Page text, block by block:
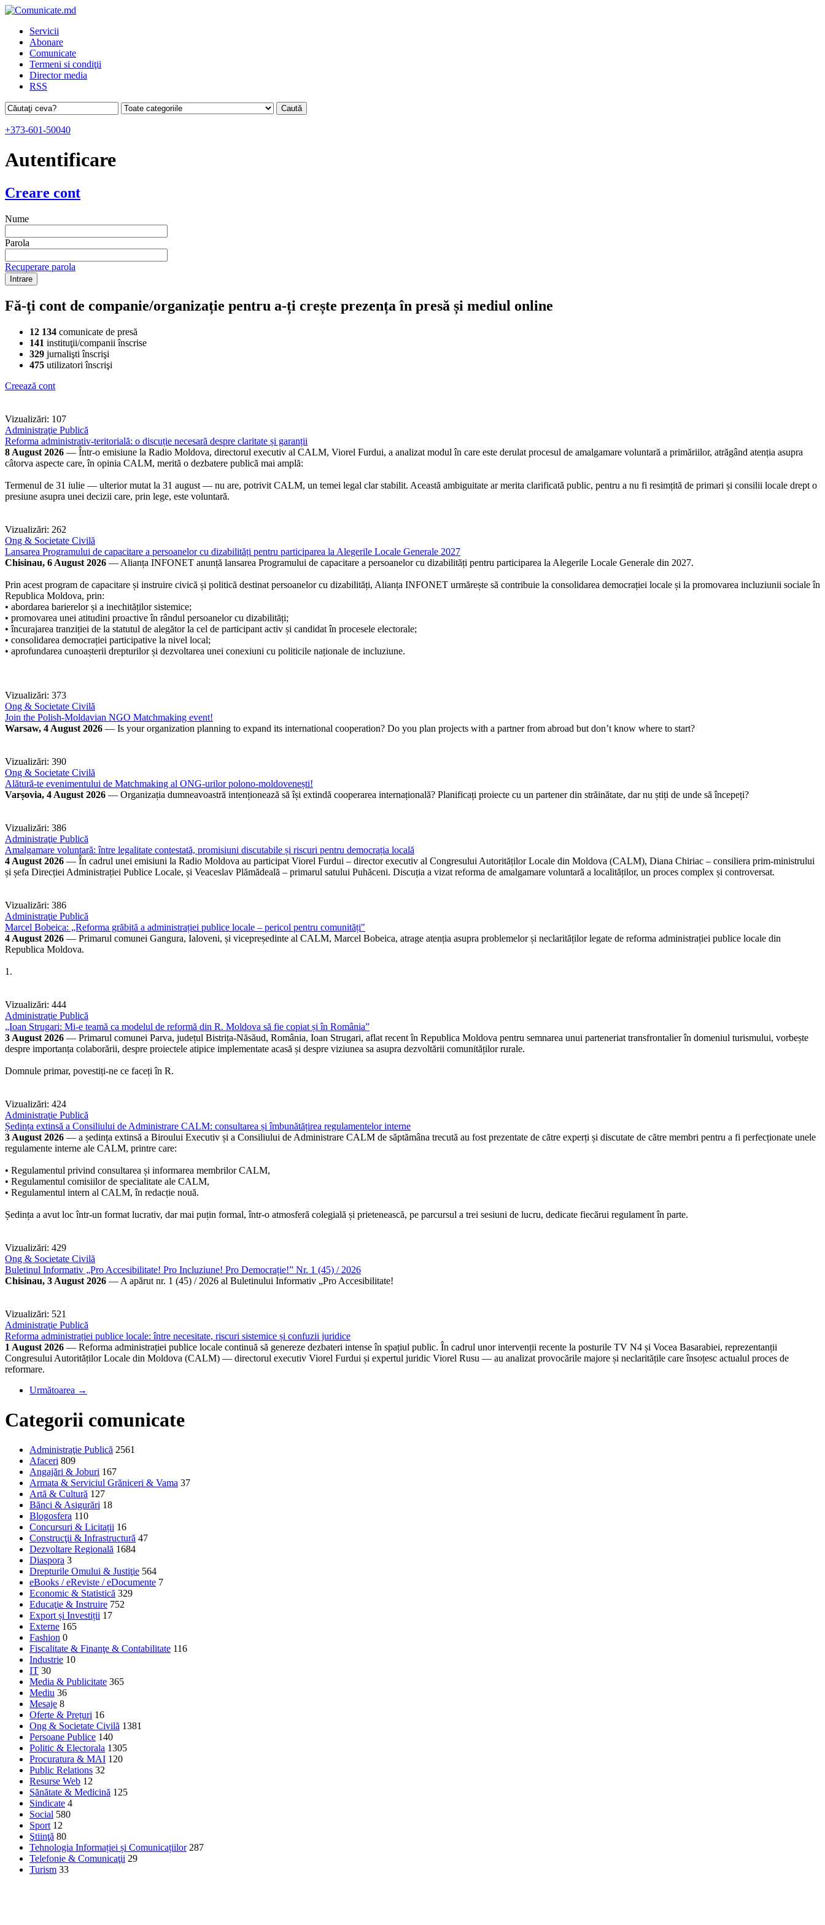
Servicii
Abonare
Comunicate
Termeni si condiţii
Director media
RSS
+373-601-50040
Autentificare
Creare cont
Nume
Parola
Recuperare parola
Fă-ți cont de companie/organizație pentru a-ți crește prezența în presă și mediul online
12 134 comunicate de presă
141 instituţii/companii înscrise
329 jurnalişti înscrişi
475 utilizatori înscrişi
Creează cont
Vizualizări: 107
Administraţie Publică
Reforma administrativ-teritorială: o discuție necesară despre claritate și garanții
8 August 2026 — Într-o emisiune la Radio Moldova, directorul executiv al CALM, Viorel Furdui, a analizat modul în care este derulat procesul de amalgamare voluntară a primăriilor, atrăgând atenția asupra
câtorva aspecte care, în opinia CALM, merită o dezbatere publică mai amplă:
Termenul de 31 iulie — ulterior mutat la 31 august — nu are, potrivit CALM, un temei legal clar stabilit. Această ambiguitate ar merita clarificată public, pentru a nu fi resimțită de primari și consilii locale drept o
presiune asupra unei decizii care, prin lege, este voluntară.
Vizualizări: 262
Ong & Societate Civilă
Lansarea Programului de capacitare a persoanelor cu dizabilități pentru participarea la Alegerile Locale Generale 2027
Chisinau, 6 August 2026 — Alianța INFONET anunță lansarea Programului de capacitare a persoanelor cu dizabilități pentru participarea la Alegerile Locale Generale din 2027.
Prin acest program de capacitare și instruire civică și politică destinat persoanelor cu dizabilități, Alianța INFONET urmărește să contribuie la consolidarea democrației locale și la promovarea incluziunii sociale în
Republica Moldova, prin:
• abordarea barierelor și a inechităților sistemice;
• promovarea unei atitudini proactive în rândul persoanelor cu dizabilități;
• încurajarea tranziției de la statutul de alegător la cel de participant activ și candidat în procesele electorale;
• consolidarea democrației participative la nivel local;
• aprofundarea cunoașterii drepturilor și dezvoltarea unei conexiuni cu politicile naționale de incluziune.
Vizualizări: 373
Ong & Societate Civilă
Join the Polish-Moldavian NGO Matchmaking event!
Warsaw, 4 August 2026 — Is your organization planning to expand its international cooperation? Do you plan projects with a partner from abroad but don’t know where to start?
Vizualizări: 390
Ong & Societate Civilă
Alătură-te evenimentului de Matchmaking al ONG-urilor polono-moldovenești!
Varșovia, 4 August 2026 — Organizația dumneavoastră intenționează să își extindă cooperarea internațională? Planificați proiecte cu un partener din străinătate, dar nu știți de unde să începeți?
Vizualizări: 386
Administraţie Publică
Amalgamare voluntară: între legalitate contestată, promisiuni discutabile și riscuri pentru democrația locală
4 August 2026 — În cadrul unei emisiuni la Radio Moldova au participat Viorel Furdui – director executiv al Congresului Autorităților Locale din Moldova (CALM), Diana Chiriac – consiliera prim-ministrului
și șefa Direcției Administrației Publice Locale, și Veaceslav Plămădeală – primarul satului Puhăceni. Discuția a vizat reforma de amalgamare voluntară a localităților, un proces complex și controversat.
Vizualizări: 386
Administraţie Publică
Marcel Bobeica: „Reforma grăbită a administrației publice locale – pericol pentru comunități"
4 August 2026 — Primarul comunei Gangura, Ialoveni, și vicepreședinte al CALM, Marcel Bobeica, atrage atenția asupra problemelor și neclarităților legate de reforma administrației publice locale din
Republica Moldova.
1.
Vizualizări: 444
Administraţie Publică
„Ioan Strugari: Mi-e teamă ca modelul de reformă din R. Moldova să fie copiat și în România”
3 August 2026 — Primarul comunei Parva, județul Bistrița-Năsăud, România, Ioan Strugari, aflat recent în Republica Moldova pentru semnarea unui parteneriat transfrontalier în domeniul turismului, vorbește
despre importanța colaborării, despre proiectele atipice implementate acasă și despre viziunea sa asupra dezvoltării comunităților rurale.
Domnule primar, povestiți-ne ce faceți în R.
Vizualizări: 424
Administraţie Publică
Ședința extinsă a Consiliului de Administrare CALM: consultarea și îmbunătățirea regulamentelor interne
3 August 2026 — a ședința extinsă a Biroului Executiv și a Consiliului de Administrare CALM de săptămâna trecută au fost prezentate de către experți și discutate de către membri pentru a fi perfecționate unele
regulamente interne ale CALM, printre care:
• Regulamentul privind consultarea și informarea membrilor CALM,
• Regulamentul comisiilor de specialitate ale CALM,
• Regulamentul intern al CALM, în redacție nouă.
Ședința a avut loc într-un format lucrativ, dar mai puțin formal, într-o atmosferă colegială și prietenească, pe parcursul a trei sesiuni de lucru, dedicate fiecărui regulament în parte.
Vizualizări: 429
Ong & Societate Civilă
Buletinul Informativ „Pro Accesibilitate! Pro Incluziune! Pro Democrație!” Nr. 1 (45) / 2026
Chisinau, 3 August 2026 — A apărut nr. 1 (45) / 2026 al Buletinului Informativ „Pro Accesibilitate!
Vizualizări: 521
Administraţie Publică
Reforma administrației publice locale: între necesitate, riscuri sistemice și confuzii juridice
1 August 2026 — Reforma administrației publice locale continuă să genereze dezbateri intense în spațiul public. În cadrul unor intervenții recente la posturile TV N4 și Vocea Basarabiei, reprezentanții
Congresului Autorităților Locale din Moldova (CALM) — directorul executiv Viorel Furdui și expertul juridic Viorel Rusu — au analizat provocările majore și neclaritățile care însoțesc actualul proces de
reformare.
Următoarea →
Categorii comunicate
Administraţie Publică 2561
Afaceri 809
Angajări & Joburi 167
Armata & Serviciul Grăniceri & Vama 37
Artă & Cultură 127
Bănci & Asigurări 18
Blogosfera 110
Concursuri & Licitații 16
Construcţii & Infrastructură 47
Dezvoltare Regională 1684
Diaspora 3
Drepturile Omului & Justiţie 564
eBooks / eReviste / eDocumente 7
Economic & Statistică 329
Educaţie & Instruire 752
Export și Investiții 17
Externe 165
Fashion 0
Fiscalitate & Finanţe & Contabilitate 116
Industrie 10
IT 30
Media & Publicitate 365
Mediu 36
Mesaje 8
Oferte & Prețuri 16
Ong & Societate Civilă 1381
Persoane Publice 140
Politic & Electorala 1305
Procuratura & MAI 120
Public Relations 32
Resurse Web 12
Sănătate & Medicină 125
Sindicate 4
Social 580
Sport 12
Ştiinţă 80
Tehnologia Informației și Comunicațiilor 287
Telefonie & Comunicaţii 29
Turism 33